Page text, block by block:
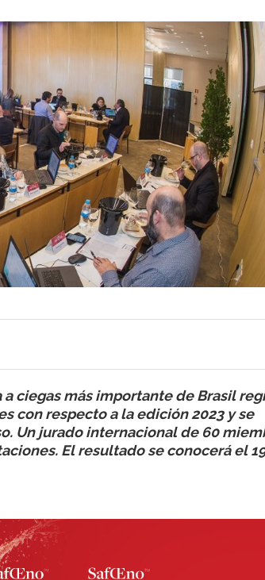
ciegas más importante de Brasil
con respecto a la edición 2023 y se
Un jurado internacional de 60
El resultado se conocerá el